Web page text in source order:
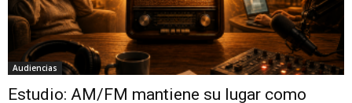
Audiencias
Estudio: AM/FM mantiene su lugar como